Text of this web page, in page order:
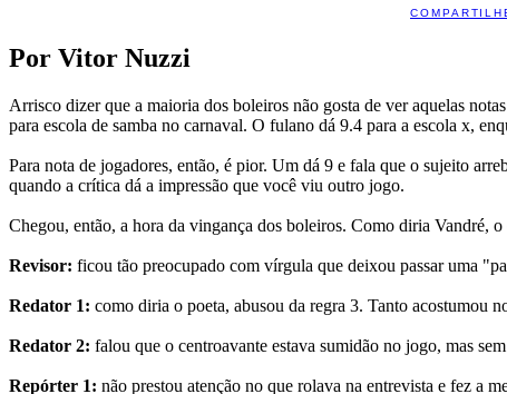
Por Vitor Nuzzi
Arrisco dizer que a maioria dos boleiros não gosta de ver aquelas
para escola de samba no carnaval. O fulano dá 9.4 para a escola x,
Para nota de jogadores, então, é pior. Um dá 9 e fala que o sujeito
quando a crítica dá a impressão que você viu outro jogo.
Chegou, então, a hora da vingança dos boleiros. Como diria Vandré,
Revisor: ficou tão preocupado com vírgula que deixou passar uma
Redator 1: como diria o poeta, abusou da regra 3. Tanto acostumou
Redator 2: falou que o centroavante estava sumidão no jogo, mas
Repórter 1: não prestou atenção no que rolava na entrevista e fez a